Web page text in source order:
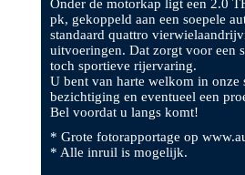
Onder de motorkap ligt een 2.0
pk, gekoppeld aan een soepele
standaard quattro
uitvoeringen. Dat zorgt voor een
toch sportieve rijervaring.
U bent van harte welkom in onze
bezichtiging en eventueel een
Bel voordat u langs komt!
* Grote fotorapportage op
* Alle inruil is mogelijk.